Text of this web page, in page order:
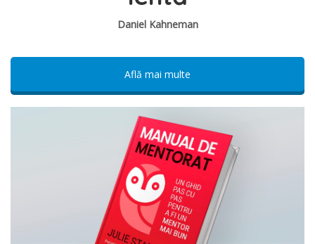
Daniel Kahneman
Află mai multe